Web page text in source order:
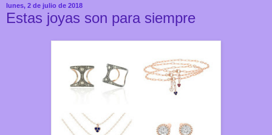
lunes, 2 de julio de 2018
Estas joyas son para siempre